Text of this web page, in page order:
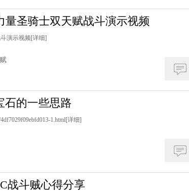
量圣骑士双天赋战斗演示视频
演示视频[详细]
石的一些思路
1.html[详细]
战斗贼心得分享